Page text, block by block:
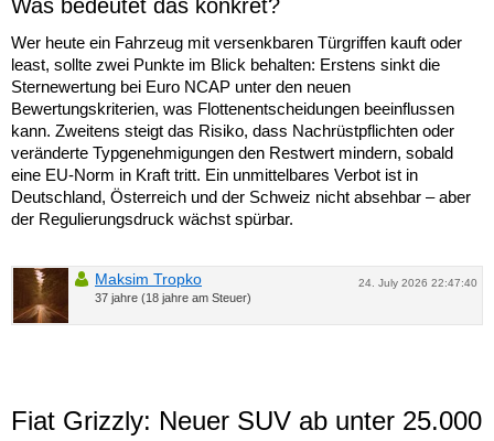
Was bedeutet das konkret?
Wer heute ein Fahrzeug mit versenkbaren Türgriffen kauft oder
least, sollte zwei Punkte im Blick behalten: Erstens sinkt die
Sternewertung bei Euro NCAP unter den neuen
Bewertungskriterien, was Flottenentscheidungen beeinflussen
kann. Zweitens steigt das Risiko, dass Nachrüstpflichten oder
veränderte Typgenehmigungen den Restwert mindern, sobald
eine EU-Norm in Kraft tritt. Ein unmittelbares Verbot ist in
Deutschland, Österreich und der Schweiz nicht absehbar – aber
der Regulierungsdruck wächst spürbar.
24. July 2026 22:47:40
Maksim Tropko
37 jahre (18 jahre am Steuer)
Fiat Grizzly: Neuer SUV ab unter 25.000